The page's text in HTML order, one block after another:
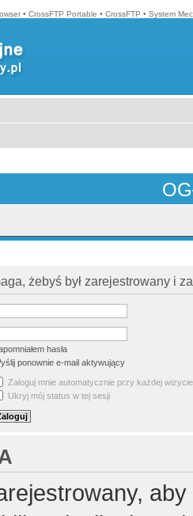
• CrossFTP Portable • CrossFTP • System
żebyś był zarejestrowany i
hasła
ponownie e-mail aktywujący
Zaloguj mnie automatycznie przy każdej wizycie
Ukryj mój status w tej sesji